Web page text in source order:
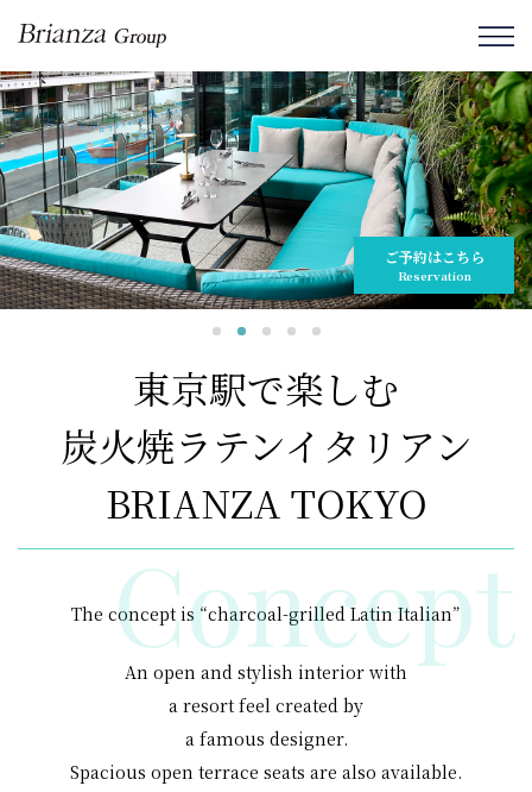
ご予約はこちら
Reservation
東京駅で楽しむ
炭火焼ラテンイタリアン
BRIANZA TOKYO
Concept
The concept is “charcoal-grilled Latin Italian”
An open and stylish interior with
a resort feel created by
a famous designer.
Spacious open terrace seats are also available.